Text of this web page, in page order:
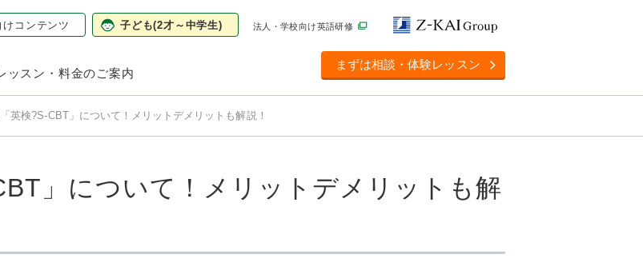
け コンテンツ 子ども(2才～中学生) 法人・学校向け英語研修
ッスン・料金のご案内
まずは相談・体験レッスン
英検?S-CBT」について！メリットデメリットも解説！
」について！メリットデメリットも解